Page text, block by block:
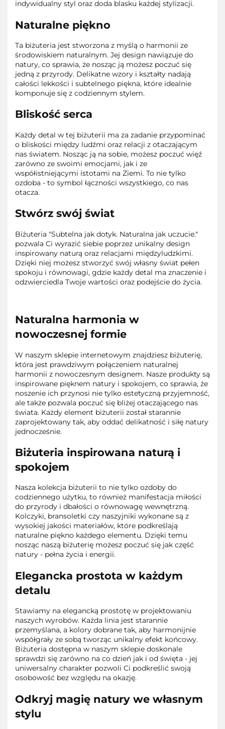
indywidualny styl oraz doda blasku każdej stylizacji.
Naturalne piękno
Ta biżuteria jest stworzona z myślą o harmonii ze
środowiskiem naturalnym. Jej design nawiązuje do
natury, co sprawia, że nosząc ją możesz poczuć się
jedną z przyrody. Delikatne wzory i kształty nadają
całości lekkości i subtelnego piękna, które idealnie
komponuje się z codziennym stylem.
Bliskość serca
Każdy detal w tej biżuterii ma za zadanie przypominać
o bliskości między ludźmi oraz relacji z otaczającym
nas światem. Nosząc ją na sobie, możesz poczuć więź
zarówno ze swoimi emocjami, jak i ze
współistniejącymi istotami na Ziemi. To nie tylko
ozdoba - to symbol łączności wszystkiego, co nas
otacza.
Stwórz swój świat
Biżuteria "Subtelna jak dotyk. Naturalna jak uczucie."
pozwala Ci wyrazić siebie poprzez unikalny design
inspirowany naturą oraz relacjami międzyludzkimi.
Dzięki niej możesz stworzyć swój własny świat pełen
spokoju i równowagi, gdzie każdy detal ma znaczenie i
odzwierciedla Twoje wartości oraz podejście do życia.
Naturalna harmonia w
nowoczesnej formie
W naszym sklepie internetowym znajdziesz biżuterię,
która jest prawdziwym połączeniem naturalnej
harmonii z nowoczesnym designem. Nasze produkty są
inspirowane pięknem natury i spokojem, co sprawia, że
noszenie ich przynosi nie tylko estetyczną przyjemność,
ale także pozwala poczuć się bliżej otaczającego nas
świata. Każdy element biżuterii został starannie
zaprojektowany tak, aby oddać delikatność i siłę natury
jednocześnie.
Biżuteria inspirowana naturą i
spokojem
Nasza kolekcja biżuterii to nie tylko ozdoby do
codziennego użytku, to również manifestacja miłości
do przyrody i dbałości o równowagę wewnętrzną.
Kolczyki, bransoletki czy naszyjniki wykonane są z
wysokiej jakości materiałów, które podkreślają
naturalne piękno każdego elementu. Dzięki temu
nosząc naszą biżuterię możesz poczuć się jak część
natury - pełna życia i energii.
Elegancka prostota w każdym
detalu
Stawiamy na elegancką prostotę w projektowaniu
naszych wyrobów. Każda linia jest starannie
przemyślana, a kolory dobrane tak, aby harmonijnie
współgrały ze sobą tworząc unikalny efekt końcowy.
Biżuteria dostępna w naszym sklepie doskonale
sprawdzi się zarówno na co dzień jak i od święta - jej
uniwersalny charakter pozwoli Ci podkreślić swoją
osobowość bez względu na okazję.
Odkryj magię natury we własnym
stylu